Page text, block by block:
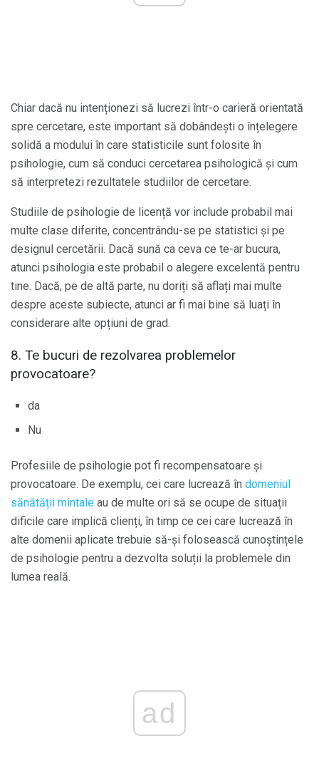
Chiar dacă nu intenționezi să lucrezi într-o carieră orientată
spre cercetare, este important să dobândești o înțelegere
solidă a modului în care statisticile sunt folosite în
psihologie, cum să conduci cercetarea psihologică și cum
să interpretezi rezultatele studiilor de cercetare.
Studiile de psihologie de licență vor include probabil mai
multe clase diferite, concentrându-se pe statistici și pe
designul cercetării. Dacă sună ca ceva ce te-ar bucura,
atunci psihologia este probabil o alegere excelentă pentru
tine. Dacă, pe de altă parte, nu doriți să aflați mai multe
despre aceste subiecte, atunci ar fi mai bine să luați în
considerare alte opțiuni de grad.
8. Te bucuri de rezolvarea problemelor
provocatoare?
da
Nu
Profesiile de psihologie pot fi recompensatoare și
provocatoare. De exemplu, cei care lucrează în domeniul
sănătății mintale au de multe ori să se ocupe de situații
dificile care implică clienți, în timp ce cei care lucrează în
alte domenii aplicate trebuie să-și folosească cunoștințele
de psihologie pentru a dezvolta soluții la problemele din
lumea reală.
ad